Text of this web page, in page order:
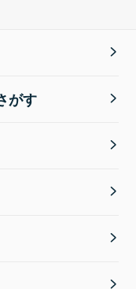
がす